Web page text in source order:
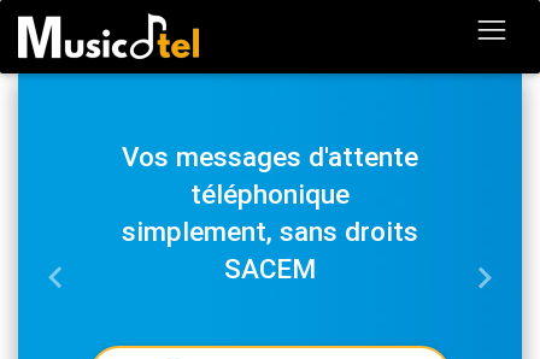
Vos messages d'attente
téléphonique
simplement, sans droits
SACEM
Previous Next